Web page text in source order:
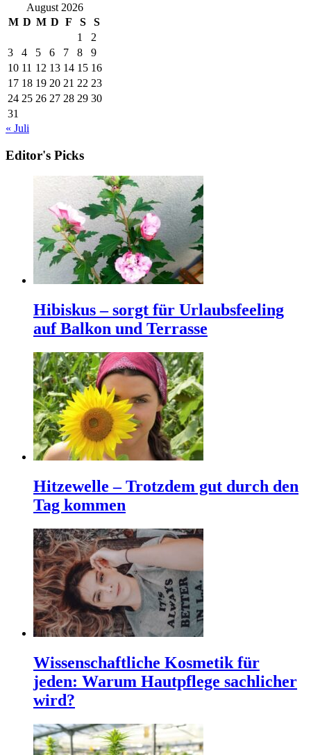
August 2026
M D M D F S
S
1
2
3
4 5 6 7 8
9
10 11 12 13 14 15 16
17 18 19 20 21 22 23
24 25 26 27 28 29 30
31
« Juli
Editor's Picks
Hibiskus – sorgt für Urlaubsfeeling
auf Balkon und Terrasse
Hitzewelle – Trotzdem gut durch den
Tag kommen
Wissenschaftliche Kosmetik für
jeden: Warum Hautpflege sachlicher
wird?